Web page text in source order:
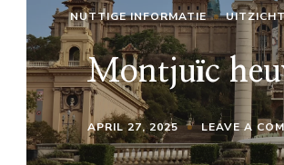
NUTTIGE INFORMATIE
Montjuïc
APRIL 27, 2025 LEAVE A